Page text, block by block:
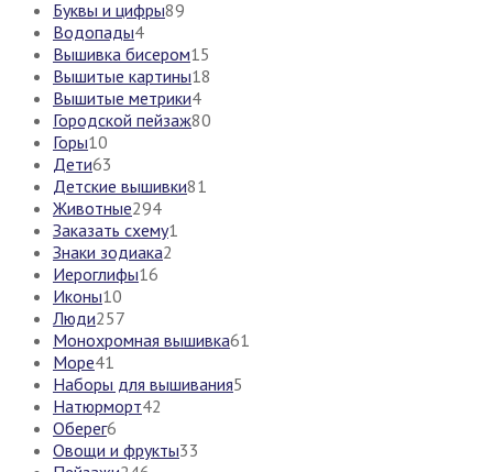
Буквы и цифры89
Водопады4
Вышивка бисером15
Вышитые картины18
Вышитые метрики4
Городской пейзаж80
Горы10
Дети63
Детские вышивки81
Животные294
Заказать схему1
Знаки зодиака2
Иероглифы16
Иконы10
Люди257
Монохромная вышивка61
Море41
Наборы для вышивания5
Натюрморт42
Оберег6
Овощи и фрукты33